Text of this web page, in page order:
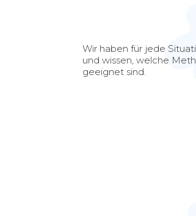
Wir haben für jede
und wissen, welche
geeignet sind.